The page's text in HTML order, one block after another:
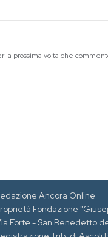
la prossima volta che
Ancora Online
Fondazione
Forte - San Benedetto